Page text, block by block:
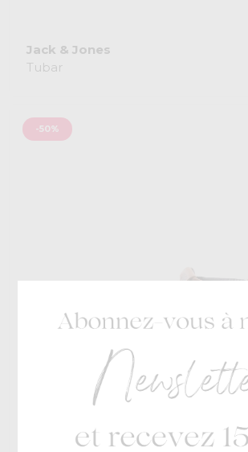
Jack & Jones
Tubar
-50%
Jack & Jones